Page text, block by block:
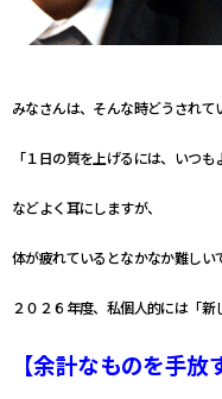
みなさんは、そんな時どうされて
「１日の質を上げるには、いつ
などよく耳にしますが、
体が疲れているとなかなか難しい
２０２６年度、私個人的には「新
【余計なものを手放